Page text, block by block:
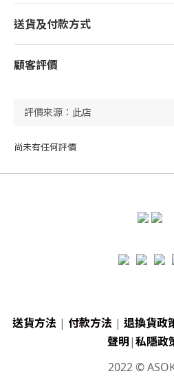
送貨及付款方式
顧客評價
尚未有任何評價
送貨方法 | 付款方法 | 退換貨政
聲明|私隱政
2022 ©